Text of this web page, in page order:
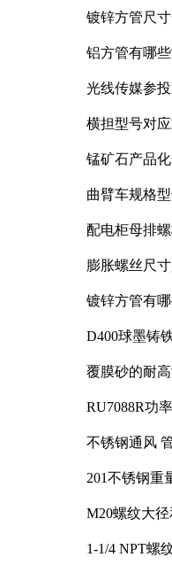
镀锌方管尺
铝方管有哪
光线传媒参
横担型号对
锰矿石产品
曲臂车规格
配电柜母排
膨胀螺丝尺
镀锌方管有
D400球墨铸
覆膜砂的耐
RU7088R功
不锈钢通风
201不锈钢重
M20螺纹大
1-1/4 NPT螺